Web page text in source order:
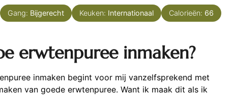
Gang: Bijgerecht Keuken: Internationaal Calorieën: 66
erwtenpuree inmaken?
inmaken begint voor mij vanzelfsprekend met
van goede erwtenpuree. Want ik maak dit als ik